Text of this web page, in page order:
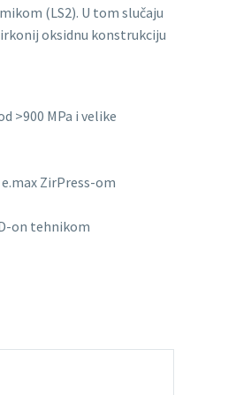
(LS2). U tom slučaju
oksidnu konstrukciju
>900 MPa i velike
ZirPress-om
on tehnikom